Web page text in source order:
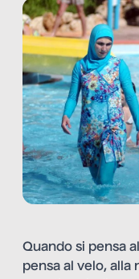
Quando si pensa
pensa al velo, alla